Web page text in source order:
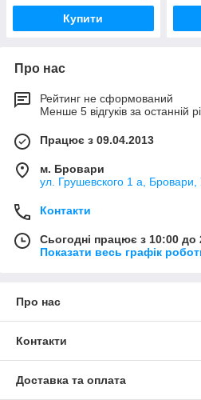
Купити
Про нас
Рейтинг не сформований
Менше 5 відгуків за останній
Працює з 09.04.2013
м. Бровари
ул. Грушевского 1 а, Бровари,
Контакти
Сьогодні працює з 10:00 до
Показати весь графік
Про нас
Контакти
Доставка та оплата